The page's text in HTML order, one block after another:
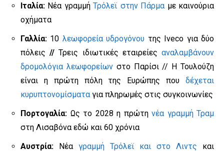
Ιταλία: Νέα γραμμήΤρόλεϊ στην Πάρμα με καινούρια
οχήματα
Γαλλία: 10 λεωφορεία υδρογόνου της Iveco για δύο
πόλεις// Τρεις ιδιωτικές εταιρείεςαναλαμβάνουν
δρομολόγια λεωφορείωνστο Παρίσι // Η Τουλούζη
είναι η πρώτη πόλη της Ευρώπης που δέχεται
κυρυπτονομίσματα για πληρωμές στις συγκοινωνίες
Πορτογαλία: Ως το 2028 η πρώτη νέα γραμμή Τραμ
στη Λισαβόνα εδώ και 60 χρόνια
Αυστρία: Νέα γραμμή Τρόλεϊ και στο Λιντς και